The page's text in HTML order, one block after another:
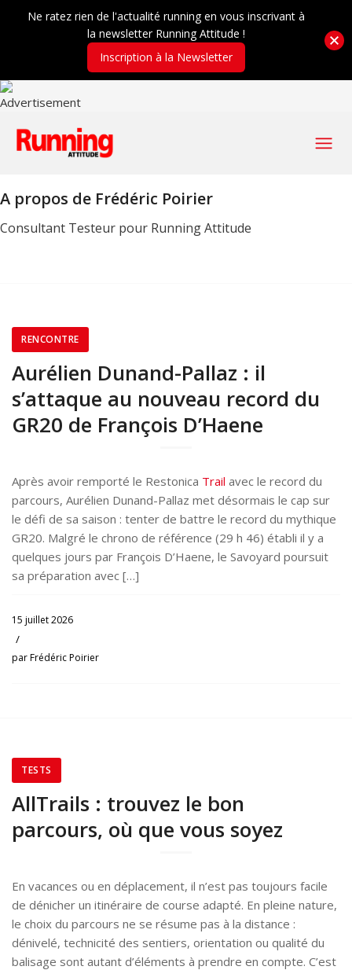
A propos de Frédéric Poirier
Consultant Testeur pour Running Attitude
RENCONTRE
Aurélien Dunand-Pallaz : il
s’attaque au nouveau record du
GR20 de François D’Haene
Après avoir remporté le Restonica Trail avec le record du
parcours, Aurélien Dunand-Pallaz met désormais le cap sur
le défi de sa saison : tenter de battre le record du mythique
GR20. Malgré le chrono de référence (29 h 46) établi il y a
quelques jours par François D’Haene, le Savoyard poursuit
sa préparation avec […]
15 juillet 2026
/
parFrédéric Poirier
TESTS
AllTrails : trouvez le bon
parcours, où que vous soyez
En vacances ou en déplacement, il n’est pas toujours facile
de dénicher un itinéraire de course adapté. En pleine nature,
le choix du parcours ne se résume pas à la distance :
dénivelé, technicité des sentiers, orientation ou qualité du
balisage sont autant d’éléments à prendre en compte. C’est
Ne ratez rien de l'actualité running en vous inscrivant à
la newsletter Running Attitude !
Inscription à la Newsletter